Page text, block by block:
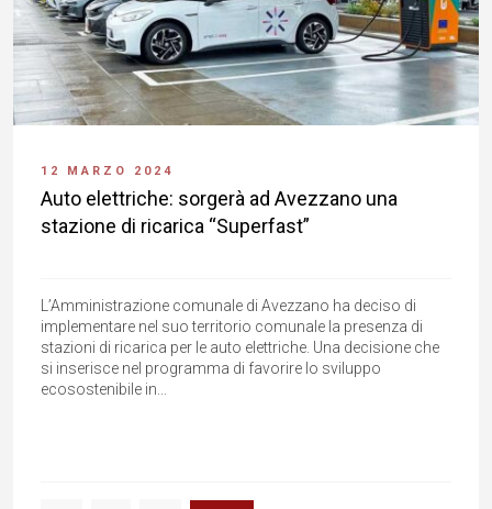
12 MARZO 2024
Auto elettriche: sorgerà ad Avezzano una
stazione di ricarica “Superfast”
L’Amministrazione comunale di Avezzano ha deciso di
implementare nel suo territorio comunale la presenza di
stazioni di ricarica per le auto elettriche. Una decisione che
si inserisce nel programma di favorire lo sviluppo
ecosostenibile in...